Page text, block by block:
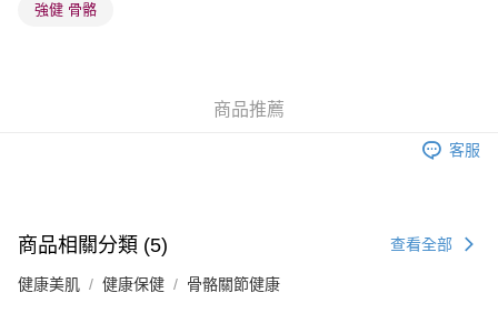
強健 骨骼
商品推薦
客服
商品相關分類 (5) 查看全部
健康美肌 健康保健 骨骼關節健康